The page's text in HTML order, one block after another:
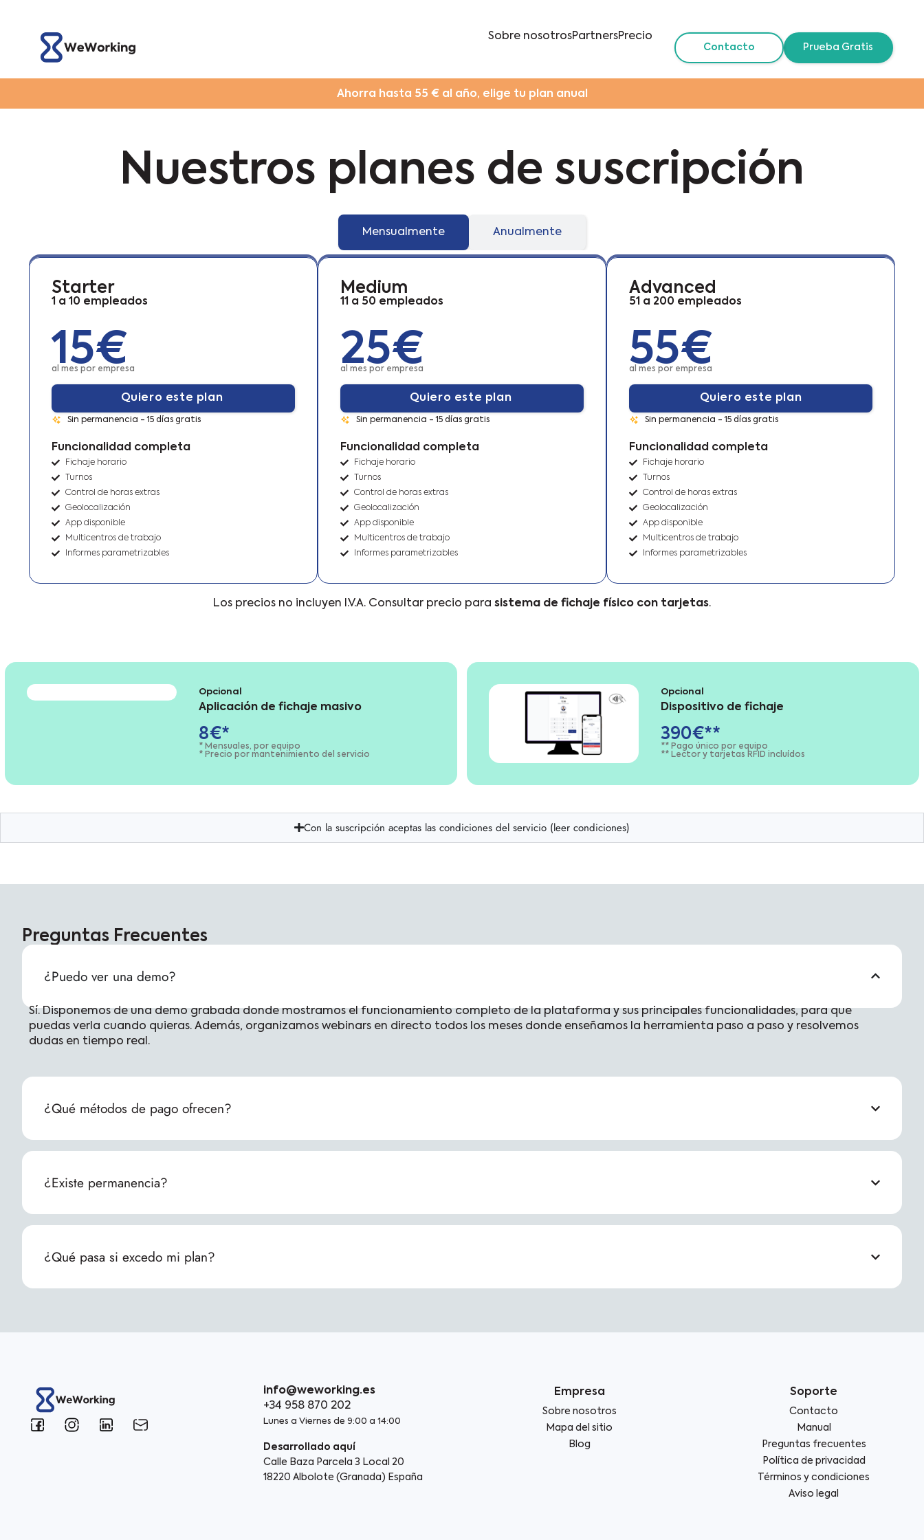
Precio
Partners
Sobre nosotros
Prueba Gratis
Contacto
Ahorra hasta 55 € al año, elige tu plan anual
Nuestros planes de suscripción
Mensualmente Anualmente
Starter
1 a 10 empleados
15€
al mes por empresa
Quiero este plan
Sin permanencia - 15 días gratis
Funcionalidad completa
Fichaje horario
Turnos
Control de horas extras
Geolocalización
App disponible
Multicentros de trabajo
Informes parametrizables
Medium
11 a 50 empleados
25€
al mes por empresa
Quiero este plan
Sin permanencia - 15 días gratis
Funcionalidad completa
Fichaje horario
Turnos
Control de horas extras
Geolocalización
App disponible
Multicentros de trabajo
Informes parametrizables
Advanced
51 a 200 empleados
55€
al mes por empresa
Quiero este plan
Sin permanencia - 15 días gratis
Funcionalidad completa
Fichaje horario
Turnos
Control de horas extras
Geolocalización
App disponible
Multicentros de trabajo
Informes parametrizables
Los precios no incluyen I.V.A. Consultar precio para sistema de fichaje físico con tarjetas.
Opcional
Aplicación de fichaje masivo
8€*
* Mensuales, por equipo
* Precio por mantenimiento del servicio
Opcional
Dispositivo de fichaje
390€**
** Pago único por equipo
** Lector y tarjetas RFID incluídos
Con la suscripción aceptas las condiciones del servicio (leer condiciones)
Preguntas Frecuentes
¿Puedo ver una demo?
Sí. Disponemos de una demo grabada donde mostramos el funcionamiento completo de la plataforma y sus principales funcionalidades, para que
puedas verla cuando quieras. Además, organizamos webinars en directo todos los meses donde enseñamos la herramienta paso a paso y resolvemos
dudas en tiempo real.
¿Qué métodos de pago ofrecen?
¿Existe permanencia?
¿Qué pasa si excedo mi plan?
info@weworking.es
+34 958 870 202
Lunes a Viernes de 9:00 a 14:00
Desarrollado aquí
Calle Baza Parcela 3 Local 20
18220 Albolote (Granada) España
Empresa
Sobre nosotros
Mapa del sitio
Blog
Soporte
Contacto
Manual
Preguntas frecuentes
Política de privacidad
Términos y condiciones
Aviso legal